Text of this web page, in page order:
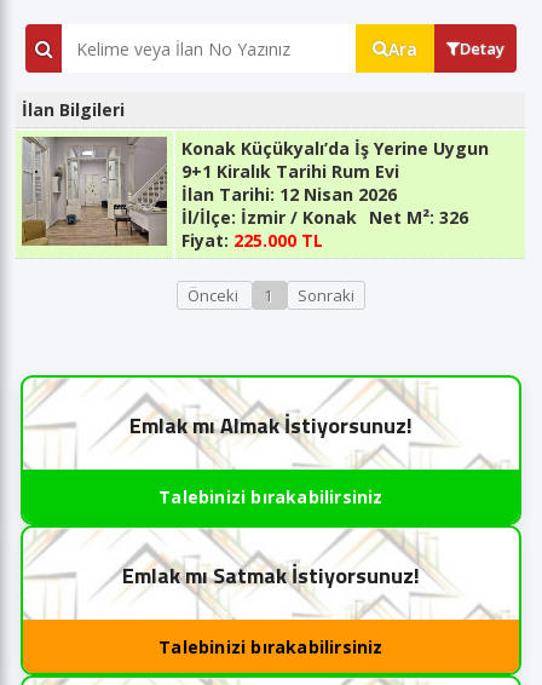
Ara Detay
İlan Bilgileri
Konak Küçükyalı’da İş Yerine Uygun
9+1 Kiralık Tarihi Rum Evi
İlan Tarihi: 12 Nisan 2026
İl/İlçe: İzmir / Konak Net M²: 326
Fiyat: 225.000 TL
Önceki 1 Sonraki
Emlak mı Almak İstiyorsunuz!
Talebinizi bırakabilirsiniz
Emlak mı Satmak İstiyorsunuz!
Talebinizi bırakabilirsiniz